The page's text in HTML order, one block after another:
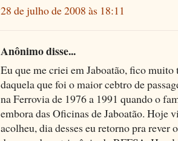
28 de julho de 2008 às 18:11
Anônimo disse...
Eu que me criei em Jaboatão, fico muito
daquela que foi o maior cebtro de
na Ferrovia de 1976 a 1991 quando o
embora das Oficinas de Jaboatão. Hoje
acolheu, dia desses eu retorno pra rever